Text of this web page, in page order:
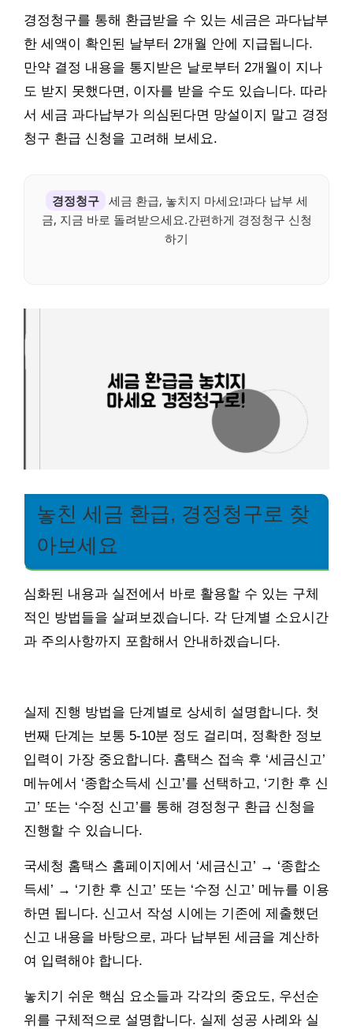
경정청구를 통해 환급받을 수 있는 세금은 과다납부
한 세액이 확인된 날부터 2개월 안에 지급됩니다.
만약 결정 내용을 통지받은 날로부터 2개월이 지나
도 받지 못했다면, 이자를 받을 수도 있습니다. 따라
서 세금 과다납부가 의심된다면 망설이지 말고 경정
청구 환급 신청을 고려해 보세요.
경정청구
세금 환급, 놓치지 마세요!과다 납부 세
금, 지금 바로 돌려받으세요.간편하게 경정청구 신청
하기
놓친 세금 환급, 경정청구로 찾
아보세요
심화된 내용과 실전에서 바로 활용할 수 있는 구체
적인 방법들을 살펴보겠습니다. 각 단계별 소요시간
과 주의사항까지 포함해서 안내하겠습니다.
실제 진행 방법을 단계별로 상세히 설명합니다. 첫
번째 단계는 보통 5-10분 정도 걸리며, 정확한 정보
입력이 가장 중요합니다. 홈택스 접속 후 ‘세금신고’
메뉴에서 ‘종합소득세 신고’를 선택하고, ‘기한 후 신
고’ 또는 ‘수정 신고’를 통해 경정청구 환급 신청을
진행할 수 있습니다.
국세청 홈택스 홈페이지에서 ‘세금신고’ → ‘종합소
득세’ → ‘기한 후 신고’ 또는 ‘수정 신고’ 메뉴를 이용
하면 됩니다. 신고서 작성 시에는 기존에 제출했던
신고 내용을 바탕으로, 과다 납부된 세금을 계산하
여 입력해야 합니다.
놓치기 쉬운 핵심 요소들과 각각의 중요도, 우선순
위를 구체적으로 설명합니다. 실제 성공 사례와 실